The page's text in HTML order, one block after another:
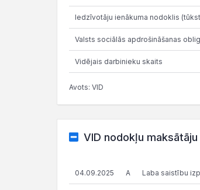
Iedzīvotāju ienākuma nodoklis
Valsts sociālās apdrošināšanas
Vidējais darbinieku skaits
Avots: VID
VID nodokļu
04.09.2025 A Laba saistību